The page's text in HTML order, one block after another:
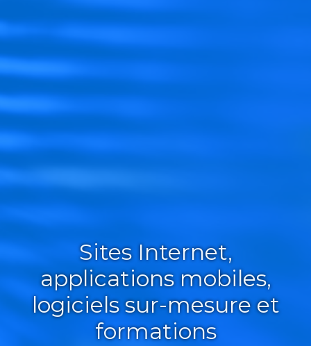
Sites Internet,
applications mobiles,
logiciels sur-mesure et
formations